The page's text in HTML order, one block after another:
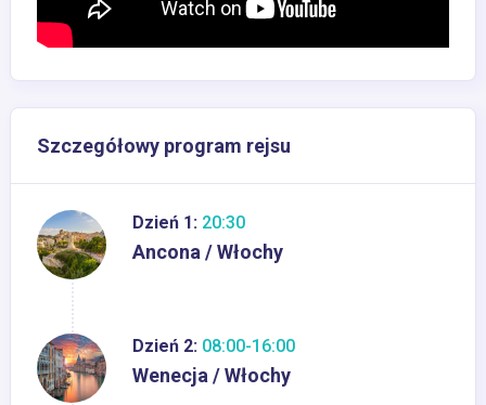
Szczegółowy program rejsu
Dzień 1: 20:30
Ancona / Włochy
Dzień 2: 08:00-16:00
Wenecja / Włochy